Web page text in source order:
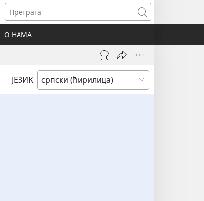
Претрага
О НАМА
ЈЕЗИК